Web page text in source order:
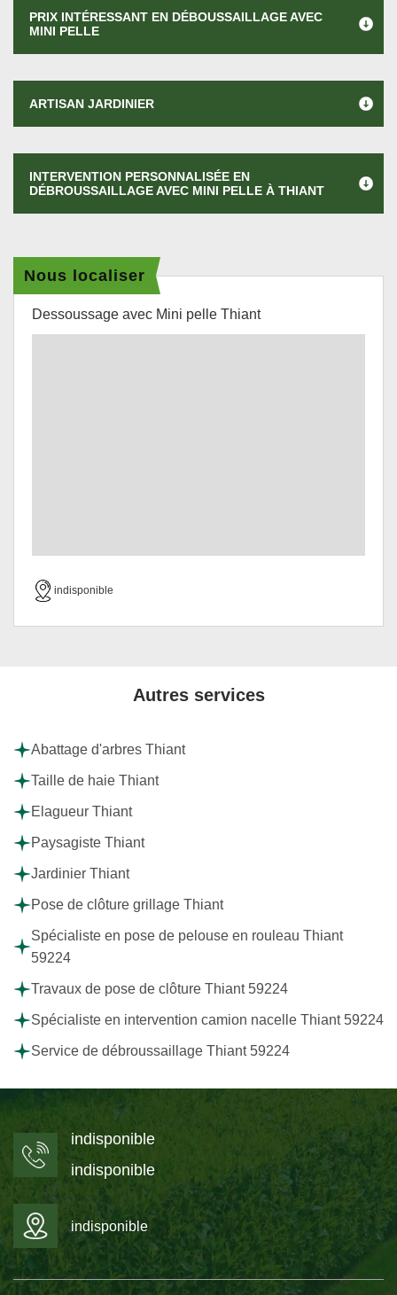
PRIX INTÉRESSANT EN DÉBOUSSAILLAGE AVEC
MINI PELLE
ARTISAN JARDINIER
INTERVENTION PERSONNALISÉE EN
DÉBROUSSAILLAGE AVEC MINI PELLE À THIANT
Nous localiser
Dessoussage avec Mini pelle Thiant
indisponible
Autres services
Abattage d'arbres Thiant
Taille de haie Thiant
Elagueur Thiant
Paysagiste Thiant
Jardinier Thiant
Pose de clôture grillage Thiant
Spécialiste en pose de pelouse en rouleau Thiant
59224
Travaux de pose de clôture Thiant 59224
Spécialiste en intervention camion nacelle Thiant 59224
Service de débroussaillage Thiant 59224
indisponible
indisponible
indisponible